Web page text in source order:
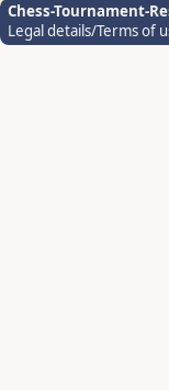
Chess-Tournament-
Legal details/Terms of